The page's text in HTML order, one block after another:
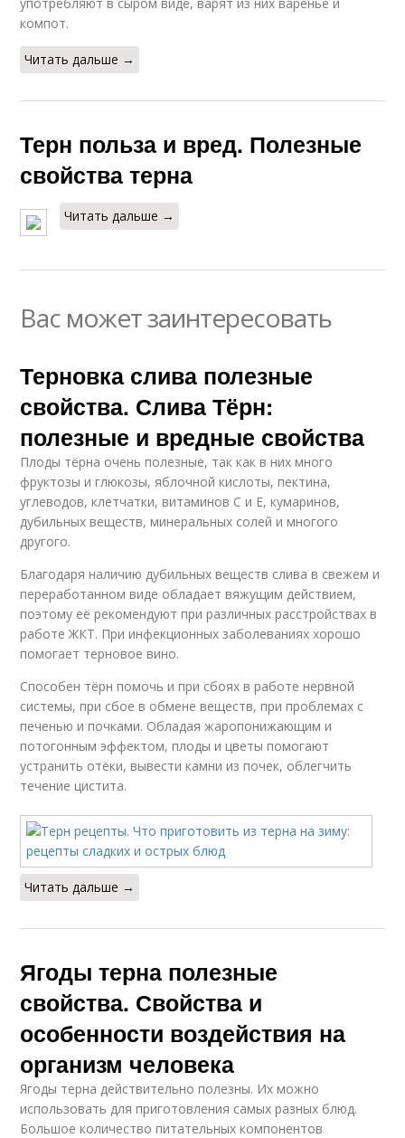
компот.
Читать дальше →
Терн польза и вред. Полезные
свойства терна
Читать дальше →
Вас может заинтересовать
Терновка слива полезные
свойства. Слива Тёрн:
полезные и вредные свойства
Плоды тёрна очень полезные, так как в них много
фруктозы и глюкозы, яблочной кислоты, пектина,
углеводов, клетчатки, витаминов С и Е, кумаринов,
дубильных веществ, минеральных солей и многого
другого.
Благодаря наличию дубильных веществ слива в свежем и
переработанном виде обладает вяжущим действием,
поэтому её рекомендуют при различных расстройствах в
работе ЖКТ. При инфекционных заболеваниях хорошо
помогает терновое вино.
Способен тёрн помочь и при сбоях в работе нервной
системы, при сбое в обмене веществ, при проблемах с
печенью и почками. Обладая жаропонижающим и
потогонным эффектом, плоды и цветы помогают
устранить отёки, вывести камни из почек, облегчить
течение цистита.
Читать дальше →
Ягоды терна полезные
свойства. Свойства и
особенности воздействия на
организм человека
Ягоды терна действительно полезны. Их можно
использовать для приготовления самых разных блюд.
Большое количество питательных компонентов